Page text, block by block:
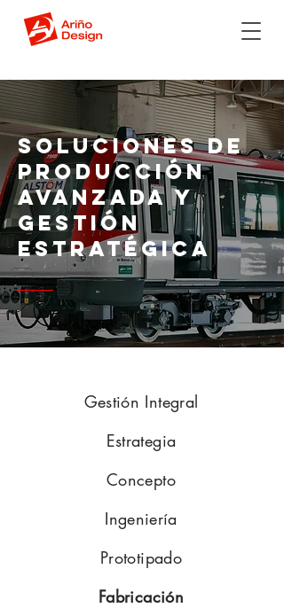
Soluciones de
Producción
Avanzada y
Gestión
Estratégica
Gestión Integral
Estrategia
Concepto
Ingeniería
Prototipado
Fabricación